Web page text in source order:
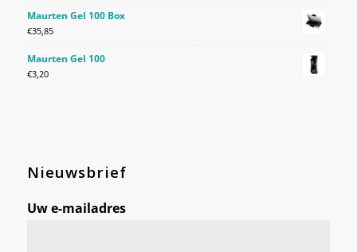
Maurten Gel 100 Box
€35,85
Maurten Gel 100
€3,20
Nieuwsbrief
Uw e-mailadres